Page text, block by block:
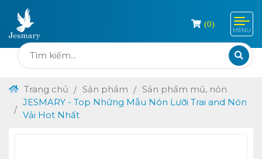
(0)
MENU
Trang chủ Sản phẩm
Sản phẩm mũ, nón
JESMARY - Top Những Mẫu Nón Lưỡi Trai and Nón
Vải Hot Nhất